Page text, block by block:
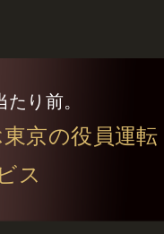
り前。
京の役員運転
ス